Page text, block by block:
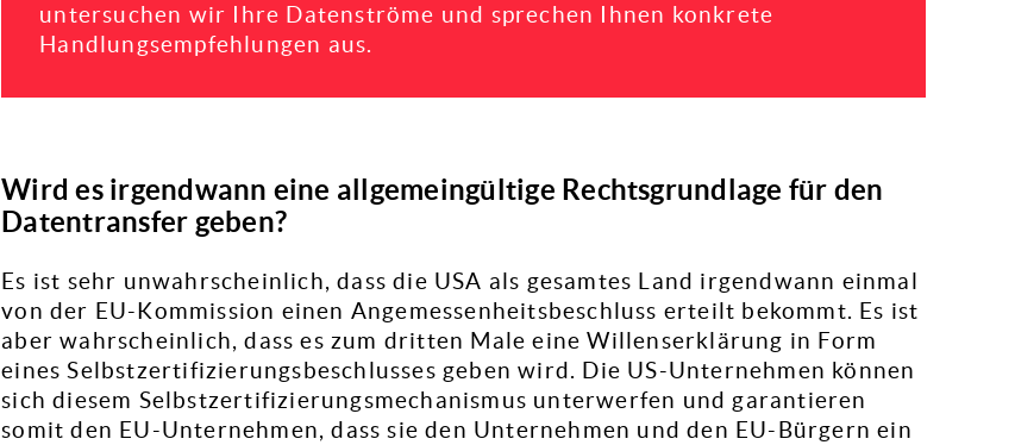
untersuchen wir Ihre Datenströme und sprechen Ihnen konkrete
Handlungsempfehlungen aus.
Wird es irgendwann eine allgemeingültige Rechtsgrundlage für den
Datentransfer geben?
Es ist sehr unwahrscheinlich, dass die USA als gesamtes Land irgendwann einmal
von der EU-Kommission einen Angemessenheitsbeschluss erteilt bekommt. Es ist
aber wahrscheinlich, dass es zum dritten Male eine Willenserklärung in Form
eines Selbstzertifizierungsbeschlusses geben wird. Die US-Unternehmen können
sich diesem Selbstzertifizierungsmechanismus unterwerfen und garantieren
somit den EU-Unternehmen, dass sie den Unternehmen und den EU-Bürgern ein